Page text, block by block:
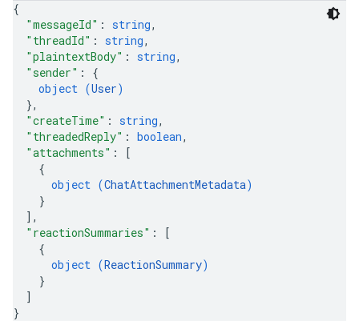
{
"messageId" : string,
"threadId" : string,
"plaintextBody" : string,
"sender" : {
object (User)
},
"createTime" : string,
"threadedReply" : boolean,
"attachments" :
[
{
object (ChatAttachmentMetadata)
}
] ,
"reactionSummaries" :
[
{
object (ReactionSummary)
}
]
}